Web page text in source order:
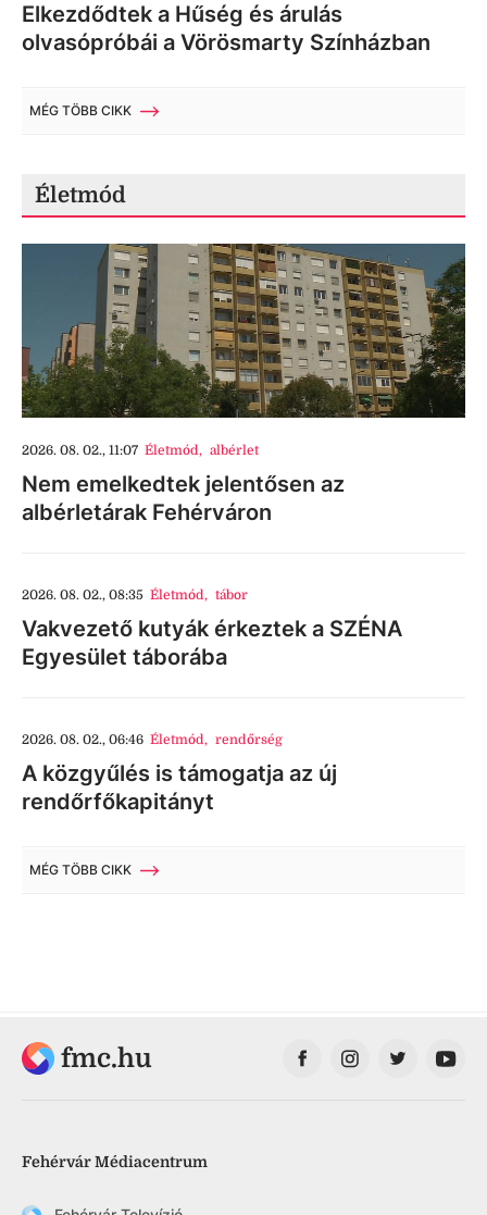
Elkezdődtek a Hűség és árulás
olvasópróbái a Vörösmarty Színházban
MÉG TÖBB CIKK
Életmód
2026. 08. 02., 11:07 Életmód, albérlet
Nem emelkedtek jelentősen az
albérletárak Fehérváron
2026. 08. 02., 08:35 Életmód, tábor
Vakvezető kutyák érkeztek a SZÉNA
Egyesület táborába
2026. 08. 02., 06:46 Életmód, rendőrség
A közgyűlés is támogatja az új
rendőrfőkapitányt
MÉG TÖBB CIKK
fmc.hu
Fehérvár Médiacentrum